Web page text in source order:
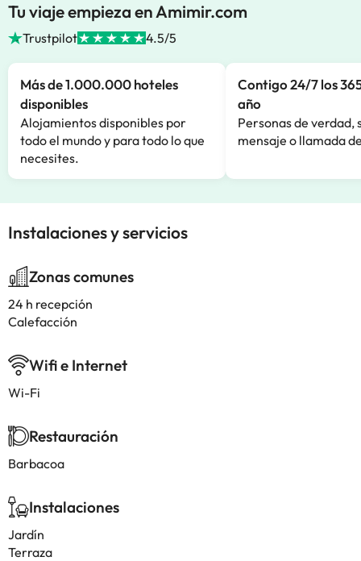
Tu viaje empieza en Amimir.com
Trustpilot 4.5/5
Más de 1.000.000 hoteles
disponibles
Alojamientos disponibles por
todo el mundo y para todo lo que
necesites.
Contigo 24/7 los
año
Personas de verdad,
mensaje o llamada
Instalaciones y servicios
Zonas comunes
24 h recepción
Calefacción
Wifi e Internet
Wi-Fi
Restauración
Barbacoa
Instalaciones
Jardín
Terraza